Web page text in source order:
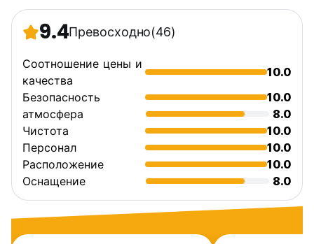
9.4Превосходно(46)
Соотношение цены и
качества
10.0
Безопасность
10.0
атмосфера
8.0
Чистота
10.0
Персонал
10.0
Расположение
10.0
Оснащение
8.0